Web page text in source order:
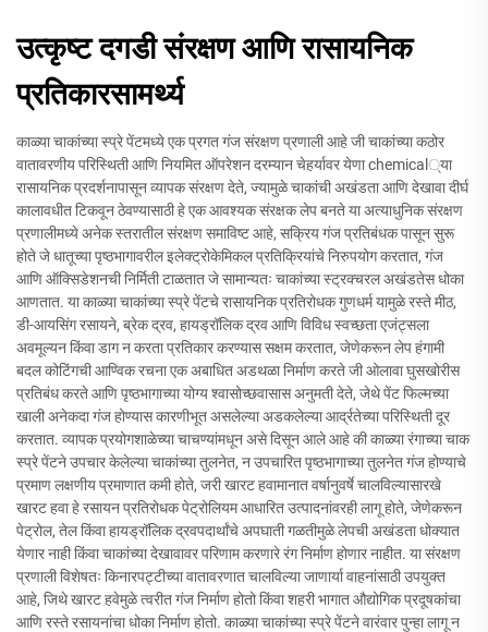
उत्कृष्ट दगडी संरक्षण आणि रासायनिक
प्रतिकारसामर्थ्य
काळ्या चाकांच्या स्प्रे पेंटमध्ये एक प्रगत गंज संरक्षण प्रणाली आहे जी चाकांच्या कठोर
वातावरणीय परिस्थिती आणि नियमित ऑपरेशन दरम्यान चेहर्यावर येणा chemical्या
रासायनिक प्रदर्शनापासून व्यापक संरक्षण देते, ज्यामुळे चाकांची अखंडता आणि देखावा दीर्घ
कालावधीत टिकवून ठेवण्यासाठी हे एक आवश्यक संरक्षक लेप बनते या अत्याधुनिक संरक्षण
प्रणालीमध्ये अनेक स्तरातील संरक्षण समाविष्ट आहे, सक्रिय गंज प्रतिबंधक पासून सुरू
होते जे धातूच्या पृष्ठभागावरील इलेक्ट्रोकेमिकल प्रतिक्रियांचे निरुपयोग करतात, गंज
आणि ऑक्सिडेशनची निर्मिती टाळतात जे सामान्यतः चाकांच्या स्ट्रक्चरल अखंडतेस धोका
आणतात. या काळ्या चाकांच्या स्प्रे पेंटचे रासायनिक प्रतिरोधक गुणधर्म यामुळे रस्ते मीठ,
डी-आयसिंग रसायने, ब्रेक द्रव, हायड्रॉलिक द्रव आणि विविध स्वच्छता एजंट्सला
अवमूल्यन किंवा डाग न करता प्रतिकार करण्यास सक्षम करतात, जेणेकरून लेप हंगामी
बदल कोटिंगची आण्विक रचना एक अबाधित अडथळा निर्माण करते जी ओलावा घुसखोरीस
प्रतिबंध करते आणि पृष्ठभागाच्या योग्य श्वासोच्छवासास अनुमती देते, जेथे पेंट फिल्मच्या
खाली अनेकदा गंज होण्यास कारणीभूत असलेल्या अडकलेल्या आर्द्रतेच्या परिस्थिती दूर
करतात. व्यापक प्रयोगशाळेच्या चाचण्यांमधून असे दिसून आले आहे की काळ्या रंगाच्या चाक
स्प्रे पेंटने उपचार केलेल्या चाकांच्या तुलनेत, न उपचारित पृष्ठभागाच्या तुलनेत गंज होण्याचे
प्रमाण लक्षणीय प्रमाणात कमी होते, जरी खारट हवामानात वर्षानुवर्षे चालविल्यासारखे
खारट हवा हे रसायन प्रतिरोधक पेट्रोलियम आधारित उत्पादनांवरही लागू होते, जेणेकरून
पेट्रोल, तेल किंवा हायड्रॉलिक द्रवपदार्थांचे अपघाती गळतीमुळे लेपची अखंडता धोक्यात
येणार नाही किंवा चाकांच्या देखावावर परिणाम करणारे रंग निर्माण होणार नाहीत. या संरक्षण
प्रणाली विशेषतः किनारपट्टीच्या वातावरणात चालविल्या जाणार्या वाहनांसाठी उपयुक्त
आहे, जिथे खारट हवेमुळे त्वरीत गंज निर्माण होतो किंवा शहरी भागात औद्योगिक प्रदूषकांचा
आणि रस्ते रसायनांचा धोका निर्माण होतो. काळ्या चाकांच्या स्प्रे पेंटने वारंवार पुन्हा लागू न